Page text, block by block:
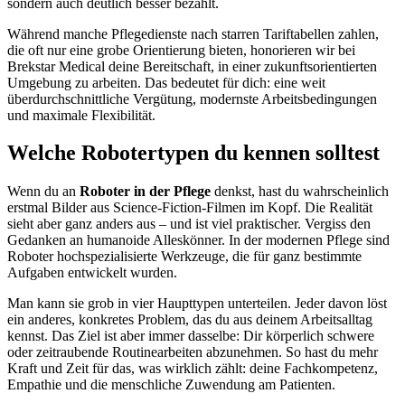
Während manche Pflegedienste nach starren Tariftabellen zahlen,
die oft nur eine grobe Orientierung bieten, honorieren wir bei
Brekstar Medical deine Bereitschaft, in einer zukunftsorientierten
Umgebung zu arbeiten. Das bedeutet für dich: eine weit
überdurchschnittliche Vergütung, modernste Arbeitsbedingungen
und maximale Flexibilität.
Welche Robotertypen du kennen solltest
Wenn du an Roboter in der Pflege denkst, hast du wahrscheinlich
erstmal Bilder aus Science-Fiction-Filmen im Kopf. Die Realität
sieht aber ganz anders aus – und ist viel praktischer. Vergiss den
Gedanken an humanoide Alleskönner. In der modernen Pflege sind
Roboter hochspezialisierte Werkzeuge, die für ganz bestimmte
Aufgaben entwickelt wurden.
Man kann sie grob in vier Haupttypen unterteilen. Jeder davon löst
ein anderes, konkretes Problem, das du aus deinem Arbeitsalltag
kennst. Das Ziel ist aber immer dasselbe: Dir körperlich schwere
oder zeitraubende Routinearbeiten abzunehmen. So hast du mehr
Kraft und Zeit für das, was wirklich zählt: deine Fachkompetenz,
Empathie und die menschliche Zuwendung am Patienten.